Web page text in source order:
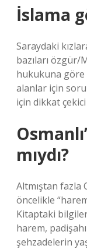
İslama
Saraydaki
bazıları özgür/
hukukuna göre
alanlar için
için dikkat
mıydı?
Altmıştan fazla
öncelikle
Kitaptaki
harem,
şehzadelerin